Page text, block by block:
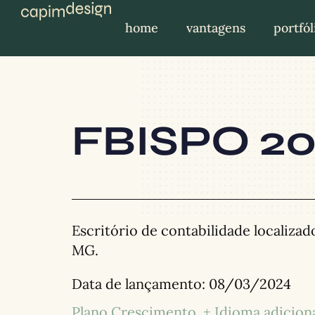
home vantagens
FBISPO
Escritório de contabilidade
MG.
Data de lançamento: 08/03/2024